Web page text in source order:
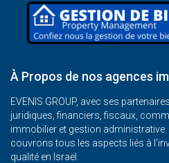
À Propos de nos agences
EVENIS GROUP, avec ses
juridiques, financiers, fiscaux,
immobilier et gestion
couvrons tous les aspects liés à
qualité en Israël.